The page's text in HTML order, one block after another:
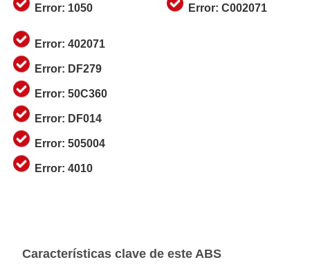
Error: 1050 Error: C002071
Error: 402071
Error: DF279
Error: 50C360
Error: DF014
Error: 505004
Error: 4010
Características clave de este ABS